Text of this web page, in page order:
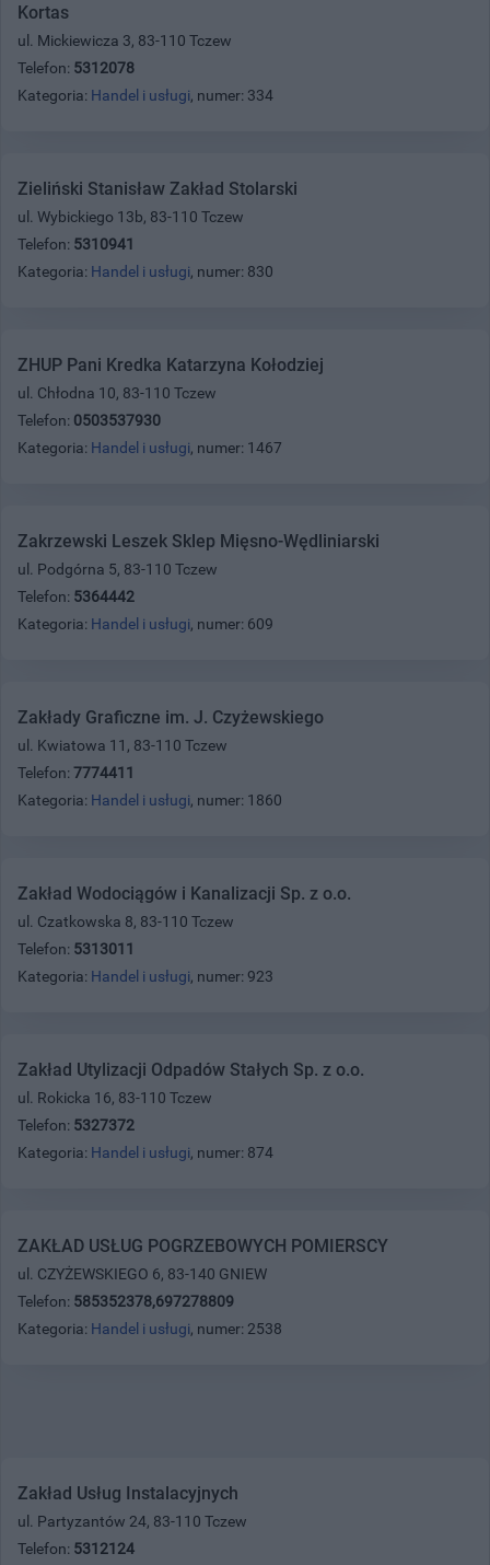
Kortas
ul. Mickiewicza 3, 83-110 Tczew
Telefon: 5312078
Kategoria: Handel i usługi, numer: 334
Zieliński Stanisław Zakład Stolarski
ul. Wybickiego 13b, 83-110 Tczew
Telefon: 5310941
Kategoria: Handel i usługi, numer: 830
ZHUP Pani Kredka Katarzyna Kołodziej
ul. Chłodna 10, 83-110 Tczew
Telefon: 0503537930
Kategoria: Handel i usługi, numer: 1467
Zakrzewski Leszek Sklep Mięsno-Wędliniarski
ul. Podgórna 5, 83-110 Tczew
Telefon: 5364442
Kategoria: Handel i usługi, numer: 609
Zakłady Graficzne im. J. Czyżewskiego
ul. Kwiatowa 11, 83-110 Tczew
Telefon: 7774411
Kategoria: Handel i usługi, numer: 1860
Zakład Wodociągów i Kanalizacji Sp. z o.o.
ul. Czatkowska 8, 83-110 Tczew
Telefon: 5313011
Kategoria: Handel i usługi, numer: 923
Zakład Utylizacji Odpadów Stałych Sp. z o.o.
ul. Rokicka 16, 83-110 Tczew
Telefon: 5327372
Kategoria: Handel i usługi, numer: 874
ZAKŁAD USŁUG POGRZEBOWYCH POMIERSCY
ul. CZYŻEWSKIEGO 6, 83-140 GNIEW
Telefon: 585352378,697278809
Kategoria: Handel i usługi, numer: 2538
Zakład Usług Instalacyjnych
ul. Partyzantów 24, 83-110 Tczew
Telefon: 5312124